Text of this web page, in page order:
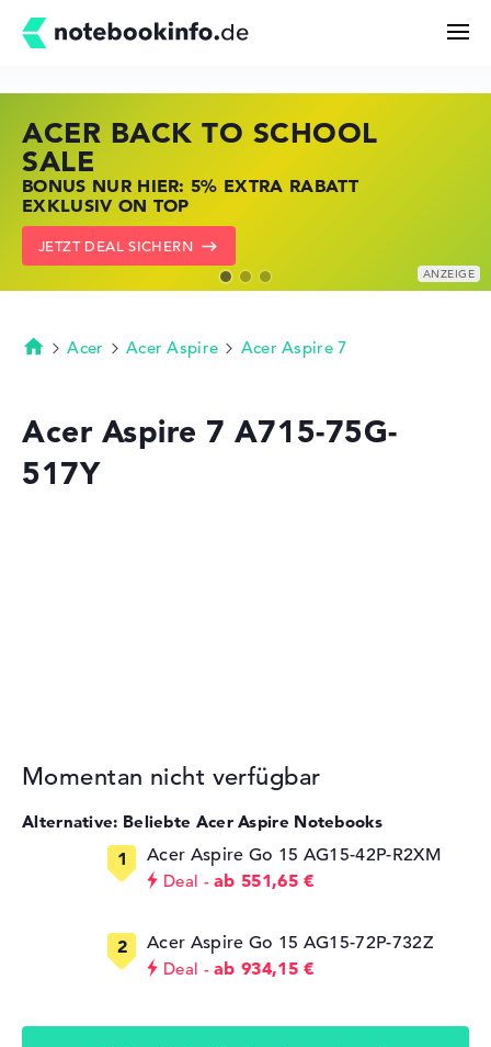
Kaufberatung
Technik & Wissen
Deals
ACER BACK TO SCHOOL
SALE
BONUS NUR HIER: 5% EXTRA RABATT
EXKLUSIV ON TOP
JETZT DEAL SICHERN
HP STORE SSV DEALS
JETZT ZUGREIFEN: NOTEBOOKS BEI HP
KRÄFTIG REDUZIERT
ZU DEN HP ANGEBOTEN
LENOVO LAPTOP DEALS
NOTEBOOKS BEI LENOVO JETZT
KRÄFTIG REDUZIERT
LENOVO DEALS ZEIGEN
Startseite
Acer Acer Aspire Acer Aspire 7
Acer Aspire 7 A715-75G-
517Y
Momentan nicht verfügbar
Alternative: Beliebte Acer Aspire Notebooks
Acer Aspire Go 15 AG15-42P-R2XM
Deal ab 551,65 €
Acer Aspire Go 15 AG15-72P-732Z
Deal ab 934,15 €